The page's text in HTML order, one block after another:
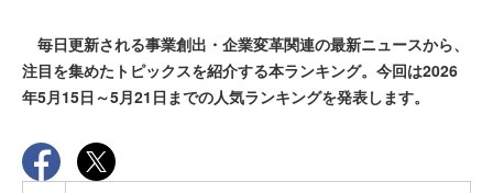
毎日更新される事業創出・企業変革関連の最新ニュースから、
注目を集めたトピックスを紹介する本ランキング。今回は2026
年5月15日～5月21日までの人気ランキングを発表します。